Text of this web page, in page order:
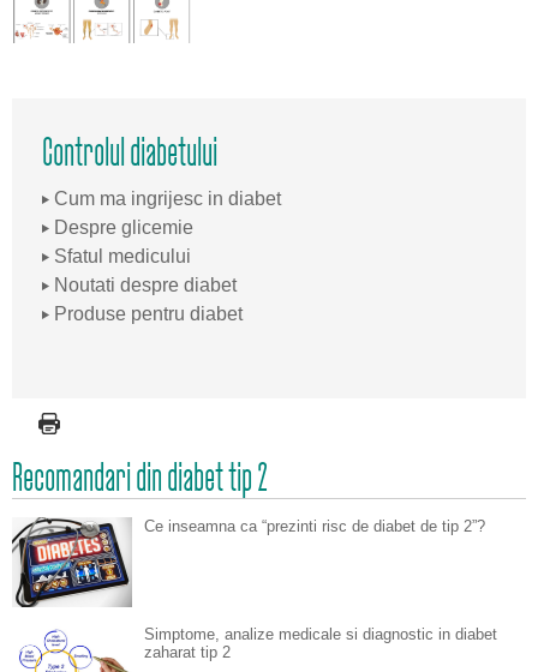
Controlul diabetului
Cum ma ingrijesc in diabet
Despre glicemie
Sfatul medicului
Noutati despre diabet
Produse pentru diabet
Recomandari din diabet tip 2
Ce inseamna ca “prezinti risc de diabet de tip 2”?
Simptome, analize medicale si diagnostic in diabet
zaharat tip 2